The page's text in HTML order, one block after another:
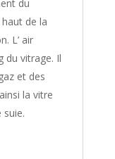
du
haut de la
L’ air
du vitrage. Il
et des
la vitre